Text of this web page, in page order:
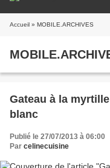
Accueil » MOBILE.ARCHIVES
Gateau à la
blanc
Publié le 27/07/2013 à 06:00
Par celinecuisine